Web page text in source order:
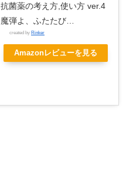
抗菌薬の考え方,使い方 ver.4
魔弾よ、ふたたび…
created by Rinker
Amazonレビューを見る